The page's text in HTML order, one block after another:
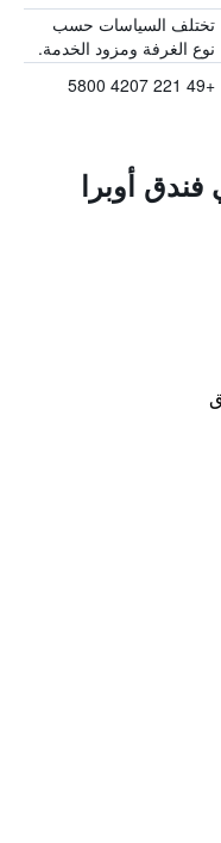
تختلف السياسات حسب
نوع الغرفة ومزود الخدمة.
+49 221 4207 5800
فندق أوبرا